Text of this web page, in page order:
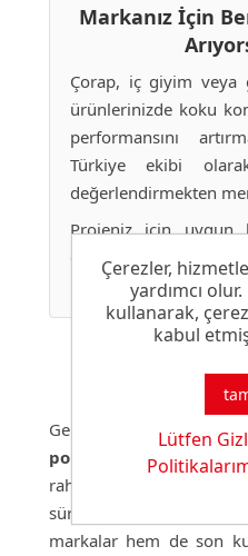
Markanız İçin
Çorap, iç giyim veya
ürünlerinizde koku
performansını
Türkiye ekibi
değerlendirmekten
Projeniz için uygun
deneme çalışmaları
bizimle iletişime
Geleceğe
Gelecekte de konfor
polimer
rahatlığı sağlayan
sürdüreceğiz.
markalar hem de son
Çerezler,
yardımcı
kullanarak,
kabul
Lütfen